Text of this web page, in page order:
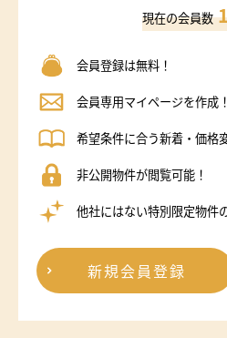
現在の会員数
会員登録は無料！
会員専用マイページを作成！
希望条件に合う新着・価格
非公開物件が閲覧可能！
他社にはない特別限定物件
新規会員登録